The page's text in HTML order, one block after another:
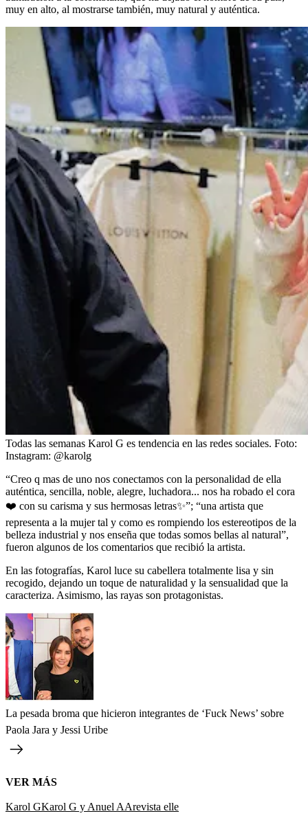
muy en alto, al mostrarse también, muy natural y auténtica.
Todas las semanas Karol G es tendencia en las redes sociales. Foto:
Instagram: @karolg
“Creo q mas de uno nos conectamos con la personalidad de ella
auténtica, sencilla, noble, alegre, luchadora... nos ha robado el cora
❤️ con su carisma y sus hermosas letras✨”; “una artista que
representa a la mujer tal y como es rompiendo los estereotipos de la
belleza industrial y nos enseña que todas somos bellas al natural”,
fueron algunos de los comentarios que recibió la artista.
En las fotografías, Karol luce su cabellera totalmente lisa y sin
recogido, dejando un toque de naturalidad y la sensualidad que la
caracteriza. Asimismo, las rayas son protagonistas.
La pesada broma que hicieron integrantes de ‘Fuck News’ sobre
Paola Jara y Jessi Uribe
VER MÁS
Karol GKarol G y Anuel AArevista elle